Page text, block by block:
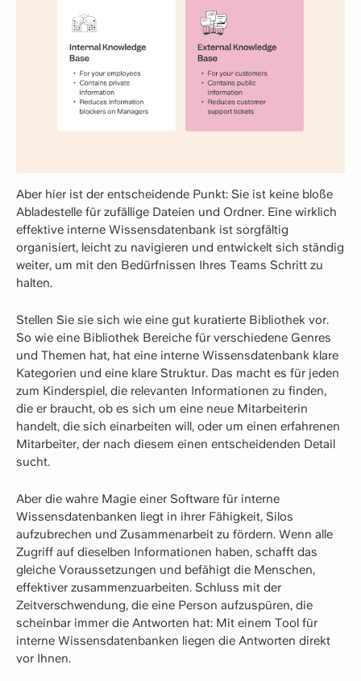
Aber hier ist der entscheidende Punkt: Sie ist keine bloße
Abladestelle für zufällige Dateien und Ordner. Eine wirklich
effektive interne Wissensdatenbank ist sorgfältig
organisiert, leicht zu navigieren und entwickelt sich ständig
weiter, um mit den Bedürfnissen Ihres Teams Schritt zu
halten.
Stellen Sie sie sich wie eine gut kuratierte Bibliothek vor.
So wie eine Bibliothek Bereiche für verschiedene Genres
und Themen hat, hat eine interne Wissensdatenbank klare
Kategorien und eine klare Struktur. Das macht es für jeden
zum Kinderspiel, die relevanten Informationen zu finden,
die er braucht, ob es sich um eine neue Mitarbeiterin
handelt, die sich einarbeiten will, oder um einen erfahrenen
Mitarbeiter, der nach diesem einen entscheidenden Detail
sucht.
Aber die wahre Magie einer Software für interne
Wissensdatenbanken liegt in ihrer Fähigkeit, Silos
aufzubrechen und Zusammenarbeit zu fördern. Wenn alle
Zugriff auf dieselben Informationen haben, schafft das
gleiche Voraussetzungen und befähigt die Menschen,
effektiver zusammenzuarbeiten. Schluss mit der
Zeitverschwendung, die eine Person aufzuspüren, die
scheinbar immer die Antworten hat: Mit einem Tool für
interne Wissensdatenbanken liegen die Antworten direkt
vor Ihnen.